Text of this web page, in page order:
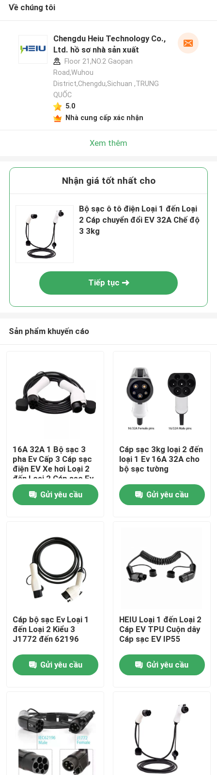
Trang chủ
Về chúng tôi
Tham quan nhà máy
Kiểm soát chất lượng
Tin tức
Các trường hợp
Yêu cầu báo giá
Bộ sạc EV di động
Về chúng tôi
Chengdu Heiu Technology Co.,
Ltd. hồ sơ nhà sản xuất
Floor 21,NO.2 Gaopan
Road,Wuhou
District,Chengdu,Sichuan ,TRUNG
QUỐC
5.0
Nhà cung cấp xác nhận
Xem thêm
Nhận giá tốt nhất cho
Bộ sạc ô tô điện Loại 1 đến Loại
2 Cáp chuyển đổi EV 32A Chế độ
3 3kg
Tiếp tục
Sản phẩm khuyến cáo
16A 32A 1 Bộ sạc 3
pha Ev Cấp 3 Cáp sạc
điện EV Xe hơi Loại 2
đến Loại 2 Cáp sạc Ev
Gửi yêu cầu
Cáp sạc 3kg loại 2 đến
loại 1 Ev 16A 32A cho
bộ sạc tường
Gửi yêu cầu
Cáp bộ sạc Ev Loại 1
đến Loại 2 Kiểu 3
J1772 đến 62196
Gửi yêu cầu
HEIU Loại 1 đến Loại 2
Cáp EV TPU Cuộn dây
Cáp sạc EV IP55
Gửi yêu cầu